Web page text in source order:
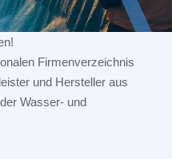
Firmenverzeichnis
und Hersteller aus
Wasser- und